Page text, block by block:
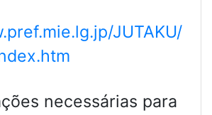
JUTAKU/
necessárias para